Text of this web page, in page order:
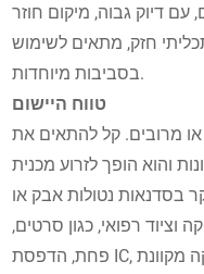
עם דיוק גבוה, מיקום חוזר
חזק, מתאים לשימוש
בסביבות מיוחדות.
טווח היישום
מרובים. קל להתאים את
והוא הופך לזרוע מכנית
בסדנאות נטולות אבק או
וציוד רפואי, כגון סרטים,
פחת, הדפסת IC, בדיקה מקוונת CCD, זיהוי מיקום מדויק של ציוד